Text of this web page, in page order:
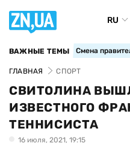
RU
ВАЖНЫЕ ТЕМЫ Смена
ГЛАВНАЯ СПОРТ
СВИТОЛИНА
ИЗВЕСТНОГО
ТЕННИСИСТА
16 июля, 2021, 19:15